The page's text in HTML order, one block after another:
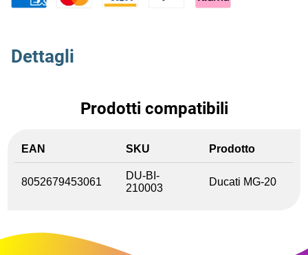
Dettagli
Prodotti compatibili
EAN SKU Prodotto
8052679453061
DU-BI-
210003
Ducati MG-20